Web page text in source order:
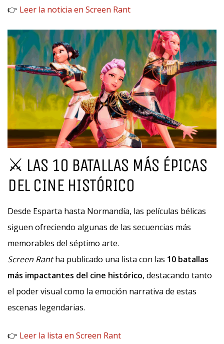
👉 Leer la noticia en Screen Rant
⚔️ LAS 10 BATALLAS MÁS ÉPICAS
DEL CINE HISTÓRICO
Desde Esparta hasta Normandía, las películas bélicas
siguen ofreciendo algunas de las secuencias más
memorables del séptimo arte.
Screen Rantha publicado una lista con las 10 batallas
más impactantes del cine histórico, destacando tanto
el poder visual como la emoción narrativa de estas
escenas legendarias.
👉 Leer la lista en Screen Rant